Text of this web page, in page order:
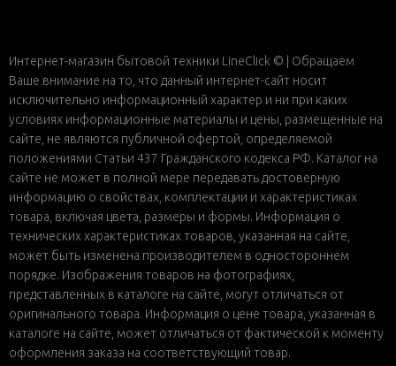
Интернет-магазин бытовой техники LineClick © | Обращаем
Ваше внимание на то, что данный интернет-сайт носит
исключительно информационный характер и ни при каких
условиях информационные материалы и цены, размещенные на
сайте, не являются публичной офертой, определяемой
положениями Статьи 437 Гражданского кодекса РФ. Каталог на
сайте не может в полной мере передавать достоверную
информацию о свойствах, комплектации и характеристиках
товара, включая цвета, размеры и формы. Информация о
технических характеристиках товаров, указанная на сайте,
может быть изменена производителем в одностороннем
порядке. Изображения товаров на фотографиях,
представленных в каталоге на сайте, могут отличаться от
оригинального товара. Информация о цене товара, указанная в
каталоге на сайте, может отличаться от фактической к моменту
оформления заказа на соответствующий товар.